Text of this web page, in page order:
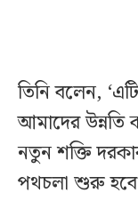
তিনি বলেন,
আমাদের উন্নতি
নতুন শক্তি
পথচলা শুরু